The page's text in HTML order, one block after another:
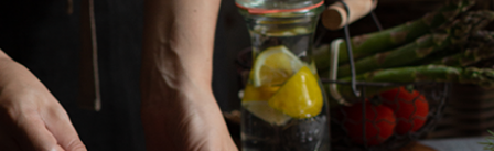
LA CARTE
VOTRE COMPTE